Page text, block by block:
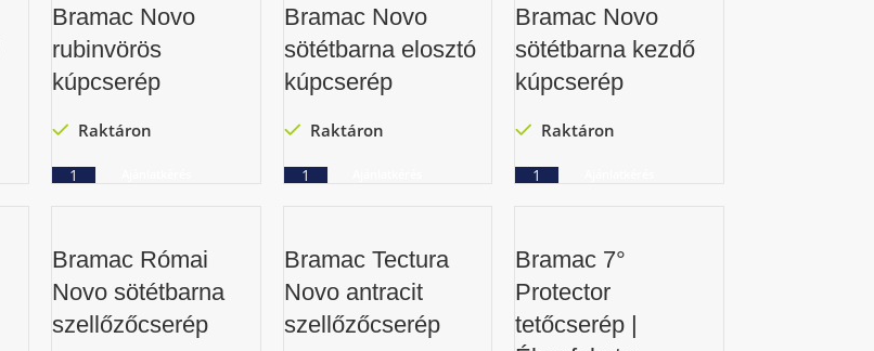
Bramac Novo
rubinvörös
kúpcserép
Raktáron
Bramac Novo
sötétbarna elosztó
kúpcserép
Raktáron
Bramac Novo
sötétbarna kezdő
kúpcserép
Raktáron
Bramac Római
Novo sötétbarna
szellőzőcserép
Bramac Tectura
Novo antracit
szellőzőcserép
Bramac 7°
Protector
tetőcserép |